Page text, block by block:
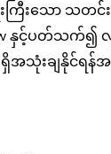
ကြီးသော သတ
င့်ပတ်သက်၍ လု
ရှိအသုံးချနိုင်ရ